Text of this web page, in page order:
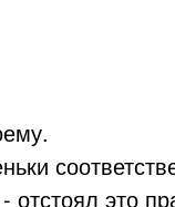
отстоял это